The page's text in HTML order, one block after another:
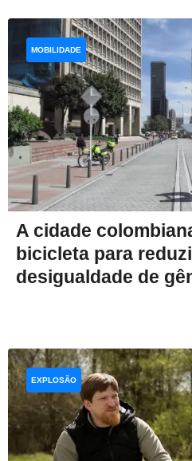
A cidade
bicicleta para
desigualdade de
MOBILIDADE
EXPLOSÃO